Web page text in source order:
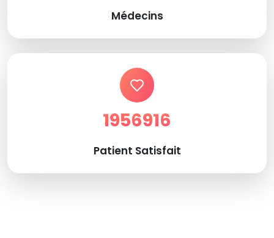
Médecins
1956916
Patient Satisfait